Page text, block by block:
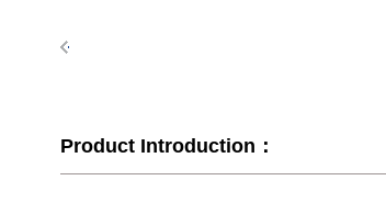
Product Introduction：